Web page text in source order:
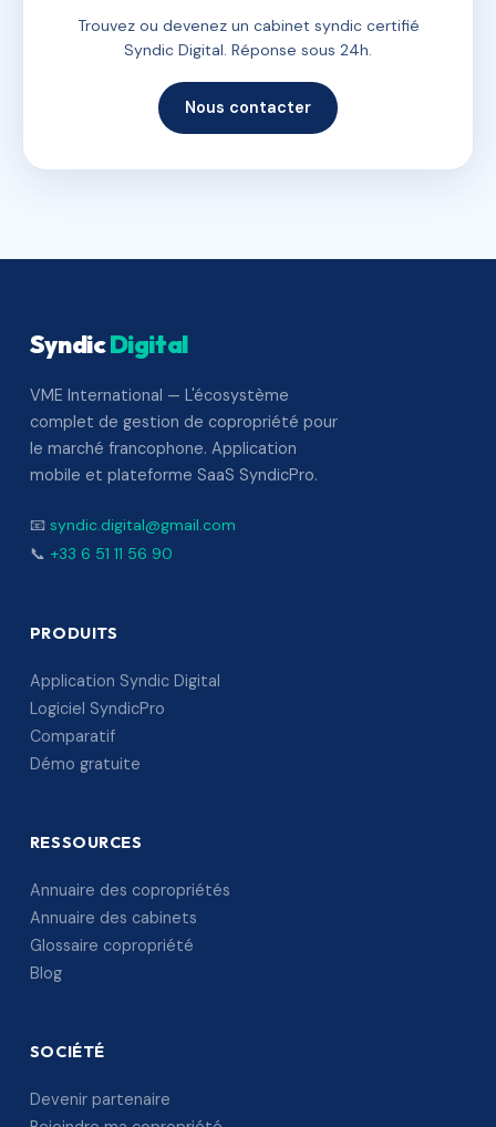
Trouvez ou devenez un cabinet syndic certifié
Syndic Digital. Réponse sous 24h.
Nous contacter
SyndicDigital
VME International — L'écosystème
complet de gestion de copropriété pour
le marché francophone. Application
mobile et plateforme SaaS SyndicPro.
📧 syndic.digital@gmail.com
📞 +33 6 51 11 56 90
PRODUITS
Application Syndic Digital
Logiciel SyndicPro
Comparatif
Démo gratuite
RESSOURCES
Annuaire des copropriétés
Annuaire des cabinets
Glossaire copropriété
Blog
SOCIÉTÉ
Devenir partenaire